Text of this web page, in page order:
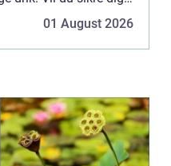
01 August 2026